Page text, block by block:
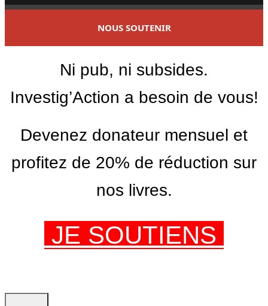
NOUS SOUTENIR
Ni pub, ni subsides.
Investig’Action a besoin de vous!
Devenez donateur mensuel et
profitez de 20% de réduction sur
nos livres.
JE SOUTIENS